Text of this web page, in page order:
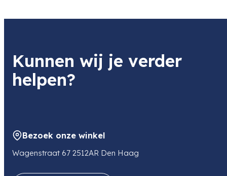
Kunnen wij je verder
helpen?
Bezoek onze winkel
Wagenstraat 67 2512AR Den Haag